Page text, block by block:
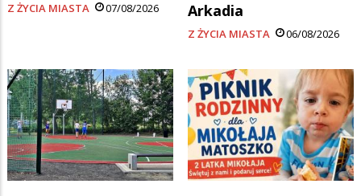
Z ŻYCIA MIASTA 07/08/2026
Arkadia
Z ŻYCIA MIASTA 06/08/2026